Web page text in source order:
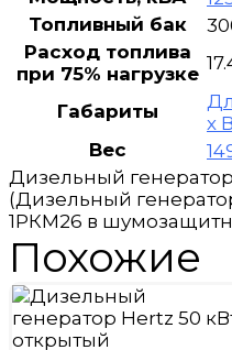
Топливный бак
Расход топлива
при 75% нагрузке
Габариты
х
Вес
Дизельный генератор
(Дизельный
1РКМ26 в
Похожие